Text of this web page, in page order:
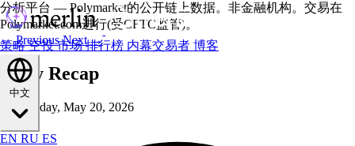
策略空投市场排行榜 内幕交易者 博客
EN RU ES
分析平台 — Polymarket的公开链上数据。非金融机构。交易在
Polymarket.com进行(受CFTC监管)。
← Previous Next →
Daily Recap
Wednesday, May 20, 2026